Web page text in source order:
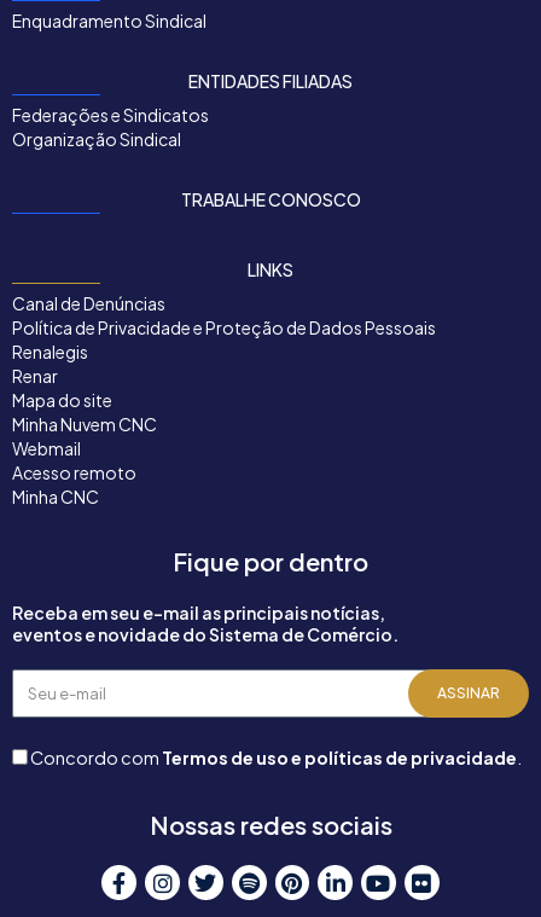
Enquadramento Sindical
ENTIDADES FILIADAS
Federações e Sindicatos
Organização Sindical
TRABALHE CONOSCO
LINKS
Canal de Denúncias
Política de Privacidade e Proteção de Dados Pessoais
Renalegis
Renar
Mapa do site
Minha Nuvem CNC
Webmail
Acesso remoto
Minha CNC
Fique por dentro
Receba em seu e-mail as principais notícias,
eventos e novidade do Sistema de Comércio.
Seu
e-
ASSINAR
Concordo com Termos de uso e políticas de privacidade
Nossas redes sociais
F
a
I
n
T
w
S
p
P
i
L
i
Y
o
F
l